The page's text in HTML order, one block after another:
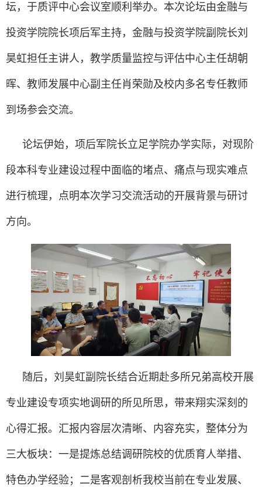
坛，于质评中心会议室顺利举办。本次论坛由金融与
投资学院院长项后军主持，金融与投资学院副院长刘
昊虹担任主讲人，教学质量监控与评估中心主任胡朝
晖、教师发展中心副主任肖荣勋及校内多名专任教师
到场参会交流。
论坛伊始，项后军院长立足学院办学实际，对现阶
段本科专业建设过程中面临的堵点、痛点与现实难点
进行梳理，点明本次学习交流活动的开展背景与研讨
方向。
随后，刘昊虹副院长结合近期赴多所兄弟高校开展
专业建设专项实地调研的所见所思，带来翔实深刻的
心得汇报。汇报内容层次清晰、内容充实，整体分为
三大板块：一是提炼总结调研院校的优质育人举措、
特色办学经验；二是客观剖析我校当前在专业发展、